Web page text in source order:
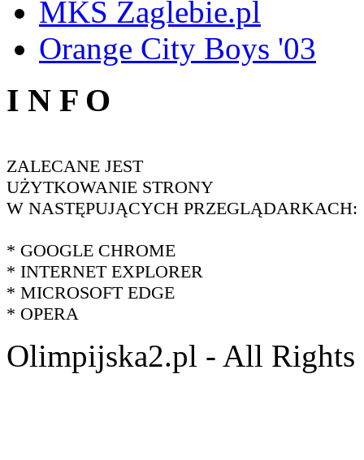
MKS Zaglebie.pl
Orange City Boys '03
I N F O
ZALECANE JEST
UŻYTKOWANIE STRONY
W NASTĘPUJĄCYCH PRZEGLĄDARKACH:
* GOOGLE CHROME
* INTERNET EXPLORER
* MICROSOFT EDGE
* OPERA
Olimpijska2.pl - All Rights